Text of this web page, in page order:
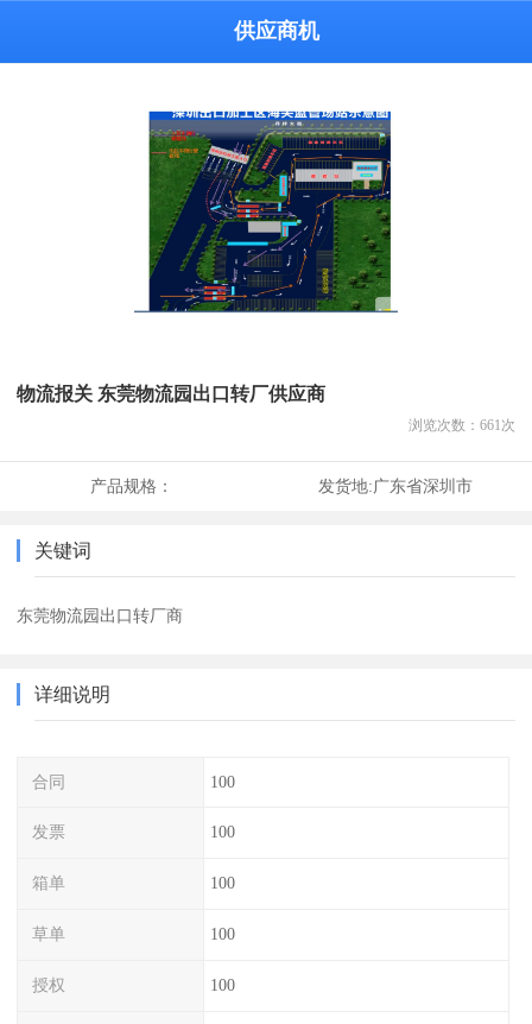
供应商机
物流报关 东莞物流园出口转厂供应商
浏览次数： 661 次
产品规格： 发货地:广东省深圳市
关键词
东莞物流园出口转厂商
详细说明
合同 100
发票 100
箱单 100
草单 100
授权 100